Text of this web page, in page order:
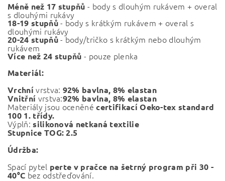
Méně než 17 stupňů - body s dlouhým rukávem + overal
s dlouhými rukávy
18-19 stupňů- body s krátkým rukávem + overal s
dlouhými rukávy
20-24 stupňů- body/tričko s krátkým nebo dlouhým
rukávem
Více než 24 stupňů - pouze plenka
Materiál:
Vrchní vrstva: 92% bavlna, 8% elastan
Vnitřní vrstva:92% bavlna, 8% elastan
Materiály jsou oceněnécertifikací Oeko-tex standard
100 1. třídy.
Výplň:silikonová netkaná textilie
Stupnice TOG: 2.5
Údržba:
Spací pytel perte v pračce na šetrný program při 30 -
40°C bez odstřeďování.